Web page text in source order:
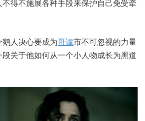
得不施展各种手段来保护自己免受牵
人决心要成为哥谭市不可忽视的力量
关于他如何从一个小人物成长为黑道